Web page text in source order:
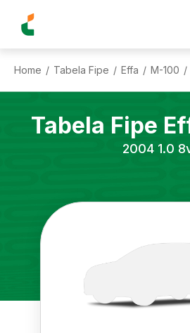
Home / Tabela Fipe / Effa / M-100 /
Tabela Fipe
2004 1.0